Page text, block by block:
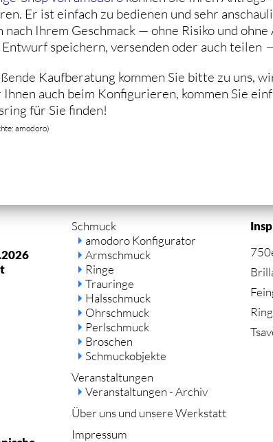
Er ist einfach zu bedienen und sehr
nach Ihrem Geschmack — ohne Risiko und ohne
speichern, versenden oder auch teilen
Kaufberatung kommen Sie bitte zu uns,
auch beim Konfigurieren, kommen Sie
für Sie finden!
amodoro)
Navigation
überspringen
Schmuck
amodoro Konfigurator
Armschmuck
Ringe
Trauringe
Halsschmuck
Ohrschmuck
Perlschmuck
Broschen
Schmuckobjekte
Veranstaltungen
Veranstaltungen - Archiv
Über uns und unsere Werkstatt
Impressum
Ring